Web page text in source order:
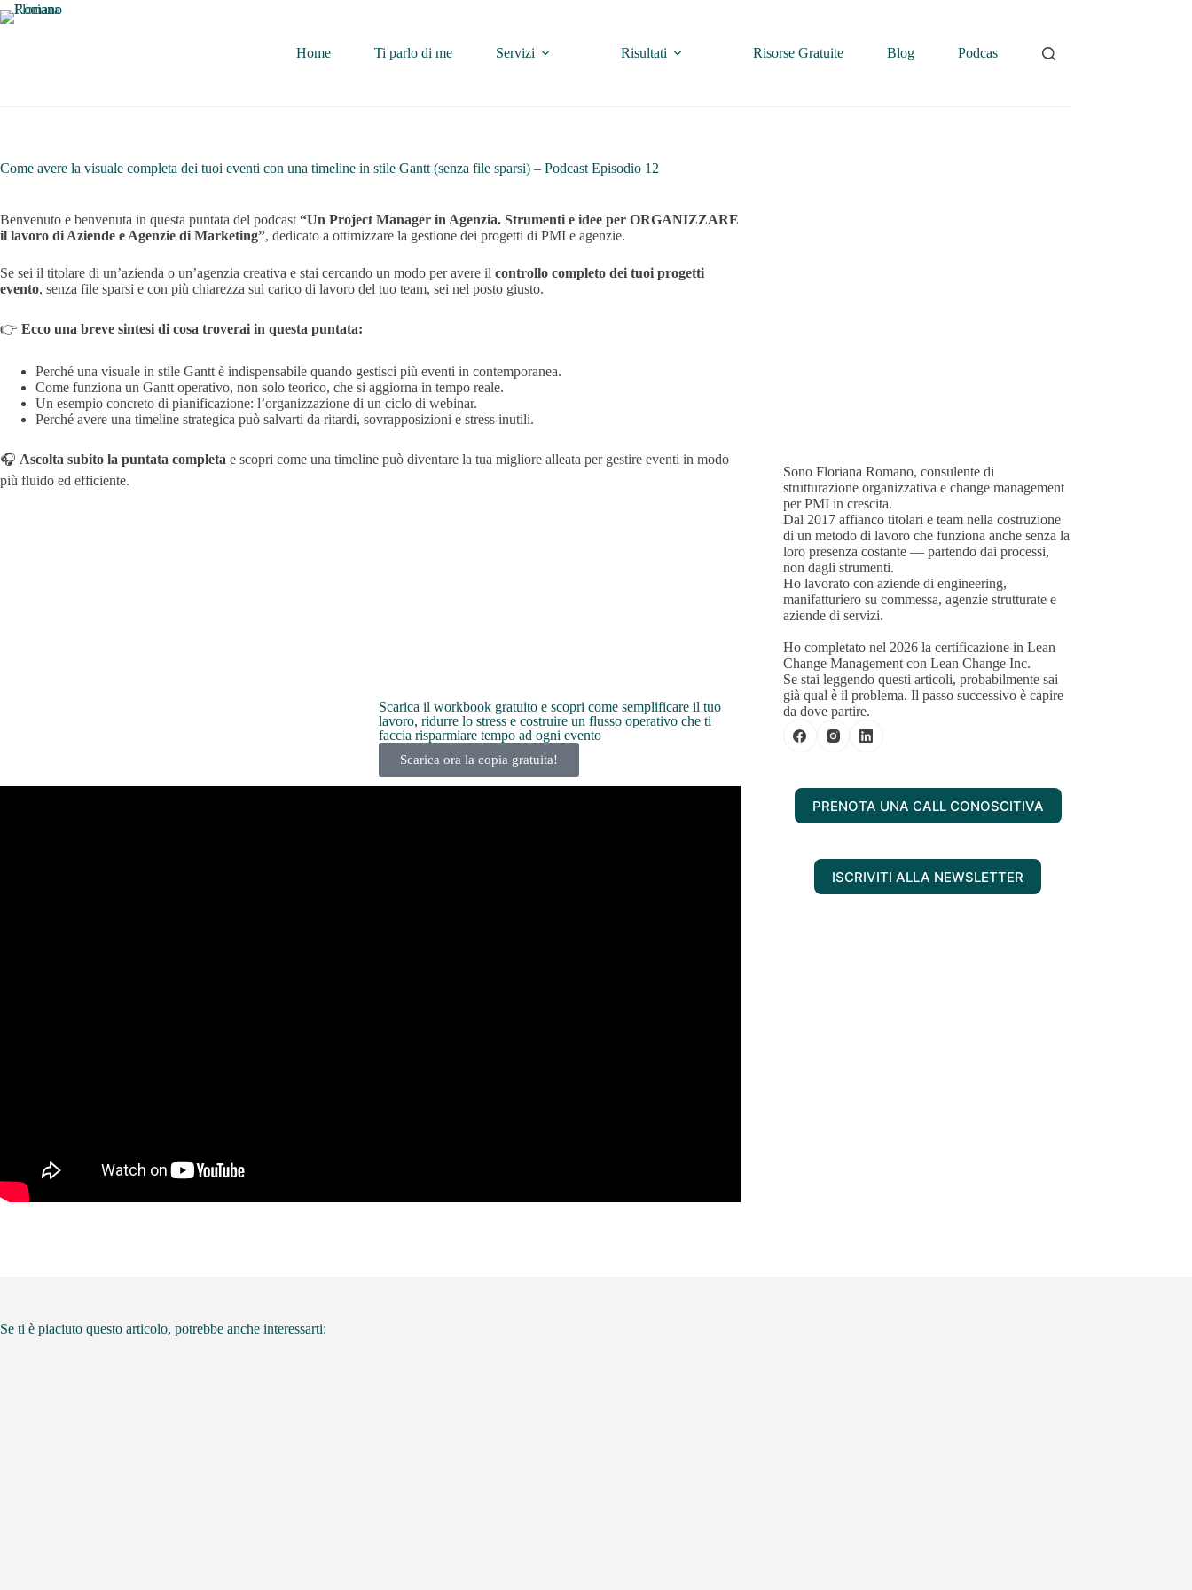
Home Ti parlo di me Servizi Risultati Risorse Gratuite Blog Podcast Contatti
Come avere la visuale completa dei tuoi eventi con una timeline in stile Gantt (senza file sparsi) – Podcast Episodio 12
Benvenuto e benvenuta in questa puntata del podcast “Un Project Manager in Agenzia. Strumenti e idee per ORGANIZZARE
il lavoro di Aziende e Agenzie di Marketing”, dedicato a ottimizzare la gestione dei progetti di PMI e agenzie.
Se sei il titolare di un’azienda o un’agenzia creativa e stai cercando un modo per avere il controllo completo dei tuoi progetti
evento, senza file sparsi e con più chiarezza sul carico di lavoro del tuo team, sei nel posto giusto.
👉 Ecco una breve sintesi di cosa troverai in questa puntata:
Perché una visuale in stile Gantt è indispensabile quando gestisci più eventi in contemporanea.
Come funziona un Gantt operativo, non solo teorico, che si aggiorna in tempo reale.
Un esempio concreto di pianificazione: l’organizzazione di un ciclo di webinar.
Perché avere una timeline strategica può salvarti da ritardi, sovrapposizioni e stress inutili.
🎧 Ascolta subito la puntata completa e scopri come una timeline può diventare la tua migliore alleata per gestire eventi in modo
più fluido ed efficiente.
Scarica il workbook gratuito e scopri come semplificare il tuo
lavoro, ridurre lo stress e costruire un flusso operativo che ti
faccia risparmiare tempo ad ogni evento
Scarica ora la copia gratuita!
Sono Floriana Romano, consulente di
strutturazione organizzativa e change management
per PMI in crescita.
Dal 2017 affianco titolari e team nella costruzione
di un metodo di lavoro che funziona anche senza la
loro presenza costante — partendo dai processi,
non dagli strumenti.
Ho lavorato con aziende di engineering,
manifatturiero su commessa, agenzie strutturate e
aziende di servizi.
Ho completato nel 2026 la certificazione in Lean
Change Management con Lean Change Inc.
Se stai leggendo questi articoli, probabilmente sai
già qual è il problema. Il passo successivo è capire
da dove partire.
PRENOTA UNA CALL CONOSCITIVA
ISCRIVITI ALLA NEWSLETTER
Se ti è piaciuto questo articolo, potrebbe anche interessarti: